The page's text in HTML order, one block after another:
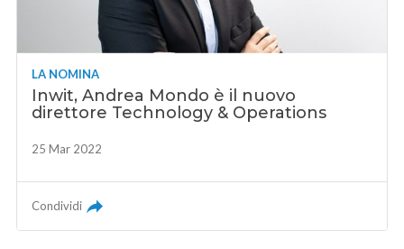
LA NOMINA
Inwit, Andrea Mondo è il nuovo
direttore Technology & Operations
25 Mar 2022
Condividi